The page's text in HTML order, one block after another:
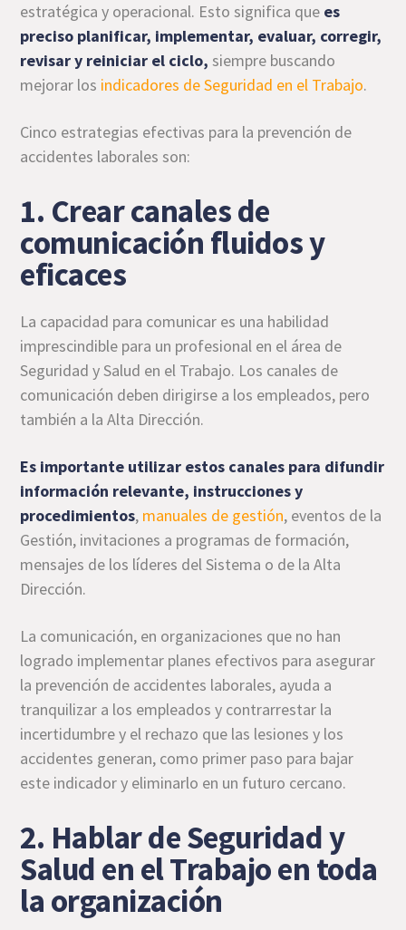
estratégica y operacional. Esto significa que es
preciso planificar, implementar, evaluar, corregir,
revisar y reiniciar el ciclo, siempre buscando
mejorar los indicadores de Seguridad en el Trabajo.
Cinco estrategias efectivas para la prevención de
accidentes laborales son:
1. Crear canales de
comunicación fluidos y
eficaces
La capacidad para comunicar es una habilidad
imprescindible para un profesional en el área de
Seguridad y Salud en el Trabajo. Los canales de
comunicación deben dirigirse a los empleados, pero
también a la Alta Dirección.
Es importante utilizar estos canales para difundir
información relevante, instrucciones y
procedimientos, manuales de gestión, eventos de la
Gestión, invitaciones a programas de formación,
mensajes de los líderes del Sistema o de la Alta
Dirección.
La comunicación, en organizaciones que no han
logrado implementar planes efectivos para asegurar
la prevención de accidentes laborales, ayuda a
tranquilizar a los empleados y contrarrestar la
incertidumbre y el rechazo que las lesiones y los
accidentes generan, como primer paso para bajar
este indicador y eliminarlo en un futuro cercano.
2. Hablar de Seguridad y
Salud en el Trabajo en toda
la organización